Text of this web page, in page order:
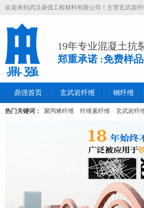
欢迎来到武汉鼎强工程材料有限公司！主营玄武岩
19年专业混凝土抗
郑重承诺 :免费样
鼎强首页 玄武岩纤维 钢纤维
热门关键词： 聚丙烯纤维 纤维素纤维 玄武岩纤